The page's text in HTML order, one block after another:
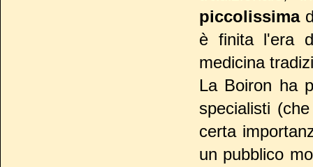
piccolissima
è finita l'era
medicina
La Boiron ha
specialisti
certa
un pubblico